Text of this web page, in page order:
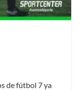
de fútbol 7 ya